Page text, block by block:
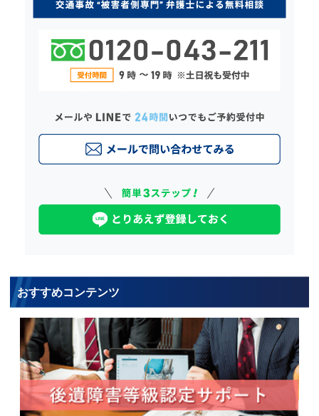
おすすめコンテンツ